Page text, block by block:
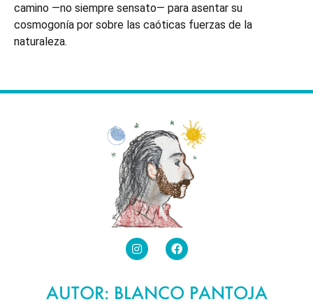
camino —no siempre sensato— para asentar su
cosmogonía por sobre las caóticas fuerzas de la
naturaleza.
AUTOR: BLANCO PANTOJA